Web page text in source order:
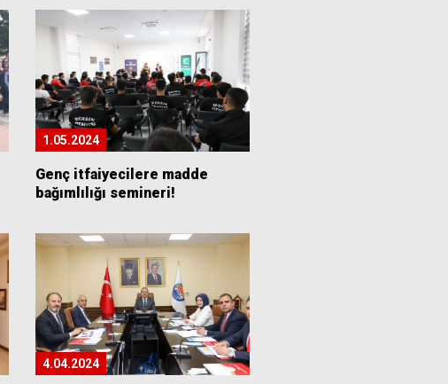
1.05.2024
Genç itfaiyecilere madde
bağımlılığı semineri!
4.04.2024